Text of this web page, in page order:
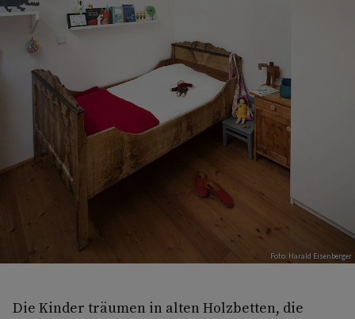
Foto: Harald Eisenberger
Die Kinder träumen in alten Holzbetten, die